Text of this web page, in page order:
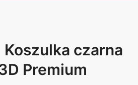
czarna
Premium